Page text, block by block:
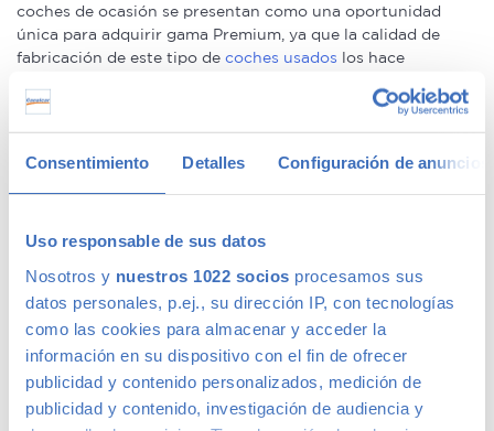
Consentimiento Detalles Configuración de anuncios
Uso responsable de sus datos
Nosotros y nuestros 1022 socios procesamos sus
datos personales, p.ej., su dirección IP, con tecnologías
como las cookies para almacenar y acceder la
información en su dispositivo con el fin de ofrecer
publicidad y contenido personalizados, medición de
publicidad y contenido, investigación de audiencia y
coches de ocasión se presentan como una oportunidad
única para adquirir gama Premium, ya que la calidad de
fabricación de este tipo de coches usados los hace
compra de un coche prácticamente nuevo a un precio
We speak fluently english!. Buy
second hand cars in Madrid
Ofertas en coches de segunda mano
Tenemoscoches con descuentosde hasta 6.000€ en gama
Premium y 1.000€ en gama media. Todos nuestros coches
de segunda mano tienen precios fijos, pero siempre podrás
encontrar descuentos de los que beneficiarte. Ven a vernos
y pregúntanos por nuestras ofertas, las acompañaremos de
condiciones de pago excepcionales, adaptándonos a tus